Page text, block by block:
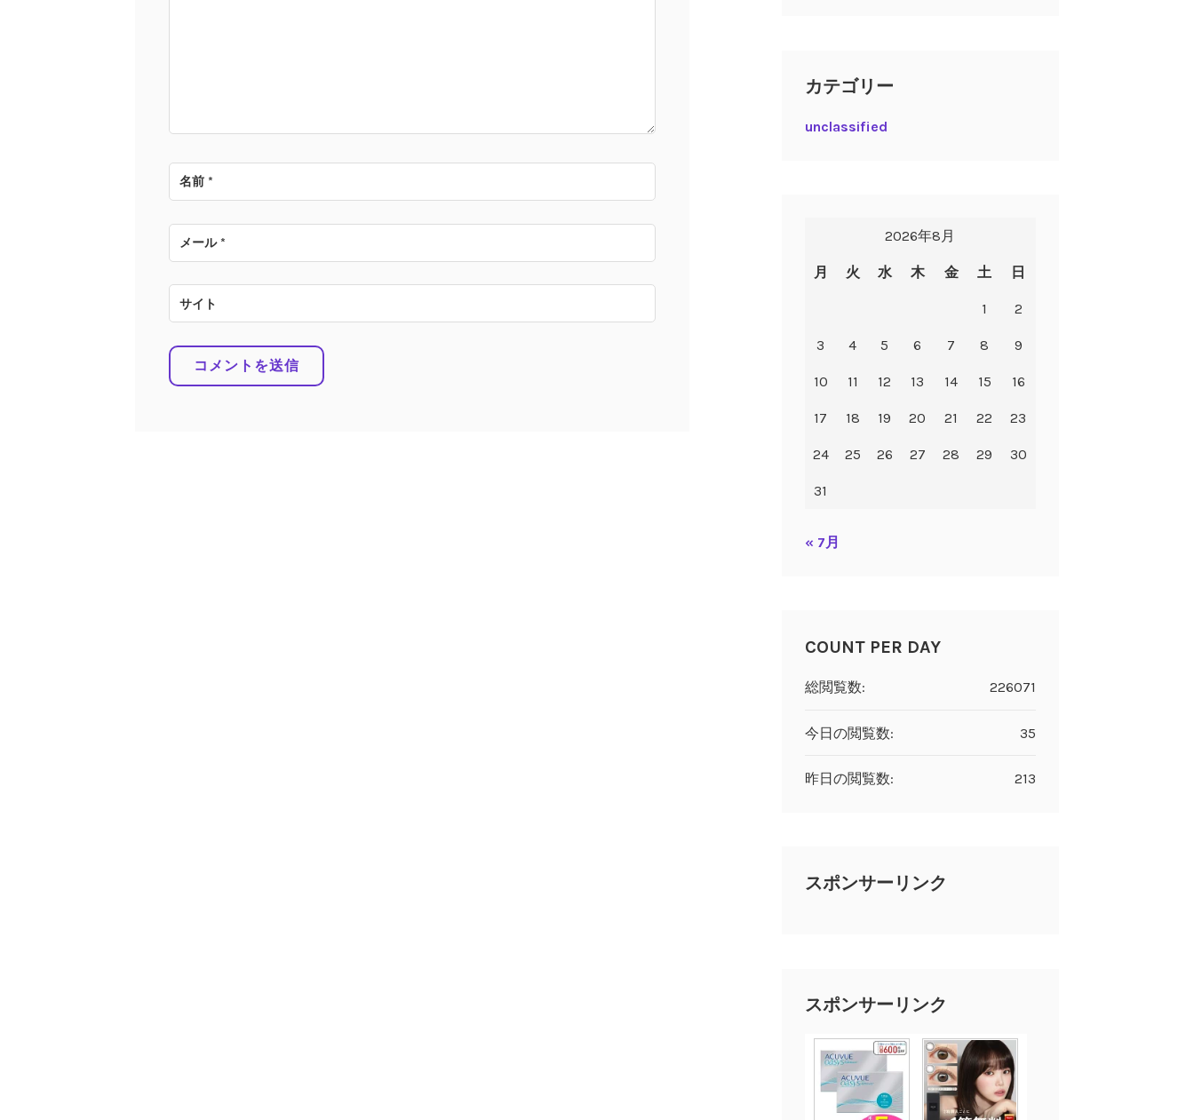
名前 *
メール*
サイト
カテゴリー
unclassified
2026年8月
月 火 水 木 金 土 日
1 2
3 4 5 6 7 8 9
10 11 12 13 14 15 16
17 18 19 20 21 22 23
24 25 26 27 28 29 30
31
« 7月
COUNT PER DAY
226071
総閲覧数:
35
今日の閲覧数:
213
昨日の閲覧数:
スポンサーリンク
スポンサーリンク